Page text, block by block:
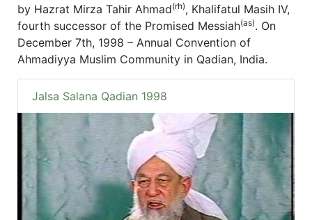
by Hazrat Mirza Tahir Ahmad(rh), Khalifatul Masih IV,
fourth successor of the Promised Messiah(as). On
December 7th, 1998 – Annual Convention of
Ahmadiyya Muslim Community in Qadian, India.
Jalsa Salana Qadian 1998